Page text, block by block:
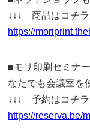
↓↓↓ 商品はコチ
https://
■モリ印刷セミナ
なたでも会議室を
↓↓↓ 予約はコチ
https://reserva.be/